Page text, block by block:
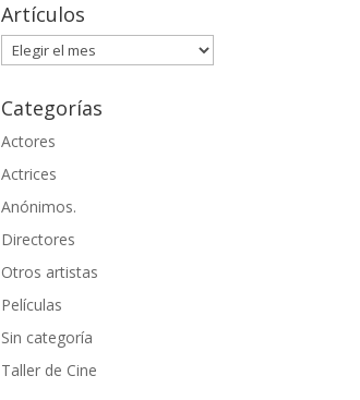
Artículos
Artículos
Categorías
Actores
Actrices
Anónimos.
Directores
Otros artistas
Películas
Sin categoría
Taller de Cine